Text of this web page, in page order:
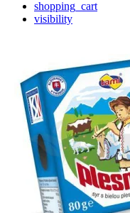
shopping_cart
visibility